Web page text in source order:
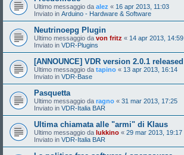
Ultimo messaggio da alez « 16 apr 2013, 11:03
Inviato in Arduino - Hardware & Software
Neutrinoepg Plugin
Ultimo messaggio da von fritz « 14 apr 2013, 14:59
Inviato in VDR-Plugins
[ANNOUNCE] VDR version 2.0.1 released
Ultimo messaggio da tapino « 13 apr 2013, 16:14
Inviato in VDR-Base
Pasquetta
Ultimo messaggio da ragno « 31 mar 2013, 17:25
Inviato in VDR-Italia BAR
Ultima chiamata alle "armi" di Klaus
Ultimo messaggio da lukkino « 29 mar 2013, 19:17
Inviato in VDR-Italia BAR